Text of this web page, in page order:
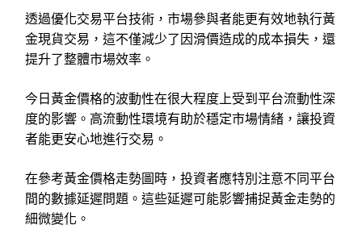
透過優化交易平台技術，市場參與者能更有效地執行黃
金現貨交易，這不僅減少了因滑價造成的成本損失，還
提升了整體市場效率。
今日黃金價格的波動性在很大程度上受到平台流動性深
度的影響。高流動性環境有助於穩定市場情緒，讓投資
者能更安心地進行交易。
在參考黃金價格走勢圖時，投資者應特別注意不同平台
間的數據延遲問題。這些延遲可能影響捕捉黃金走勢的
細微變化。